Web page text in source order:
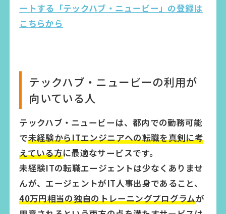
ートする「テックハブ・ニュービー」の登録は
こちらから
テックハブ・ニュービーの利用が
向いている人
テックハブ・ニュービーは、都内での勤務可能
で未経験からITエンジニアへの転職を真剣に考
えている方に最適なサービスです。
未経験ITの転職エージェントは少なくありませ
んが、エージェントがIT人事出身であること、
40万円相当の独自のトレーニングプログラムが